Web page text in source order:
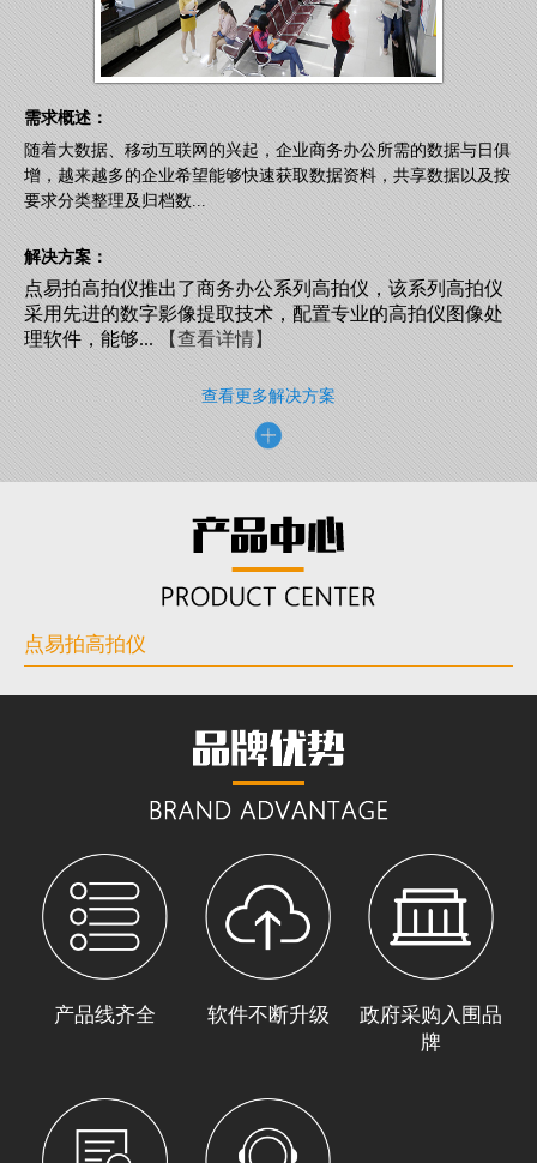
需求概述：
随着大数据、移动互联网的兴起，企业商务办公所需的数据与日俱
增，越来越多的企业希望能够快速获取数据资料，共享数据以及按
要求分类整理及归档数...
解决方案：
点易拍高拍仪推出了商务办公系列高拍仪，该系列高拍仪
采用先进的数字影像提取技术，配置专业的高拍仪图像处
理软件，能够...【查看详情】
查看更多解决方案
点易拍高拍仪
产品线齐全 软件不断升级
政府采购入围品
牌